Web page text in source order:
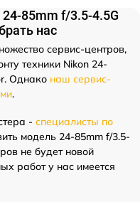
85mm f/3.5-4.5G
нас
сервис-центров,
техники Nikon 24-
Однако наш сервис-
.
- специалисты по
модель 24-85mm f/3.5-
не будет новой
работ у нас имеется